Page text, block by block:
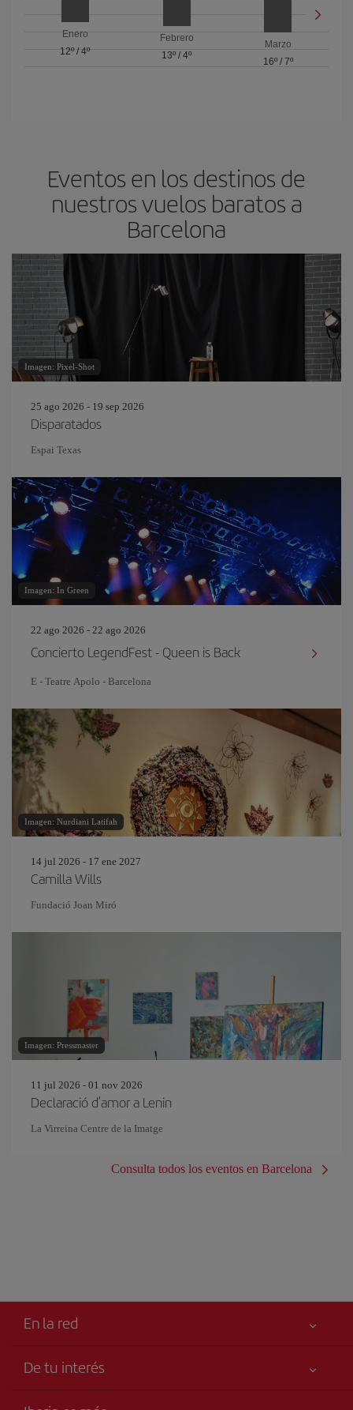
Enero
12º/4º
Febrero
13º / 4º
Marzo
16º/ 7º
Eventos en los destinos de
nuestros vuelos baratos a
Barcelona
Imagen: Pixel-Shot
25 ago 2026 - 19 sep 2026
Disparatados
Espai Texas
Imagen: In Green
22 ago 2026 - 22 ago 2026
Concierto LegendFest - Queen is Back
E - Teatre Apolo - Barcelona
Imagen: Nurdiani Latifah
14 jul 2026 - 17 ene 2027
Camilla Wills
Fundació Joan Miró
Imagen: Pressmaster
11 jul 2026 - 01 nov 2026
Declaració d’amor a Lenin
La Virreina Centre de la Imatge
Consulta todos los eventos en Barcelona
En la red
De tu interés